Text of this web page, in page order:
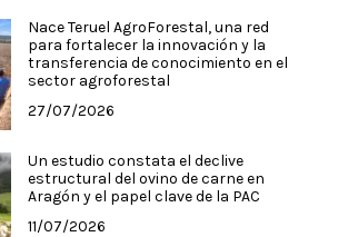
Nace Teruel AgroForestal, una red
para fortalecer la innovación y la
transferencia de conocimiento en el
sector agroforestal
27/07/2026
Un estudio constata el declive
estructural del ovino de carne en
Aragón y el papel clave de la PAC
11/07/2026